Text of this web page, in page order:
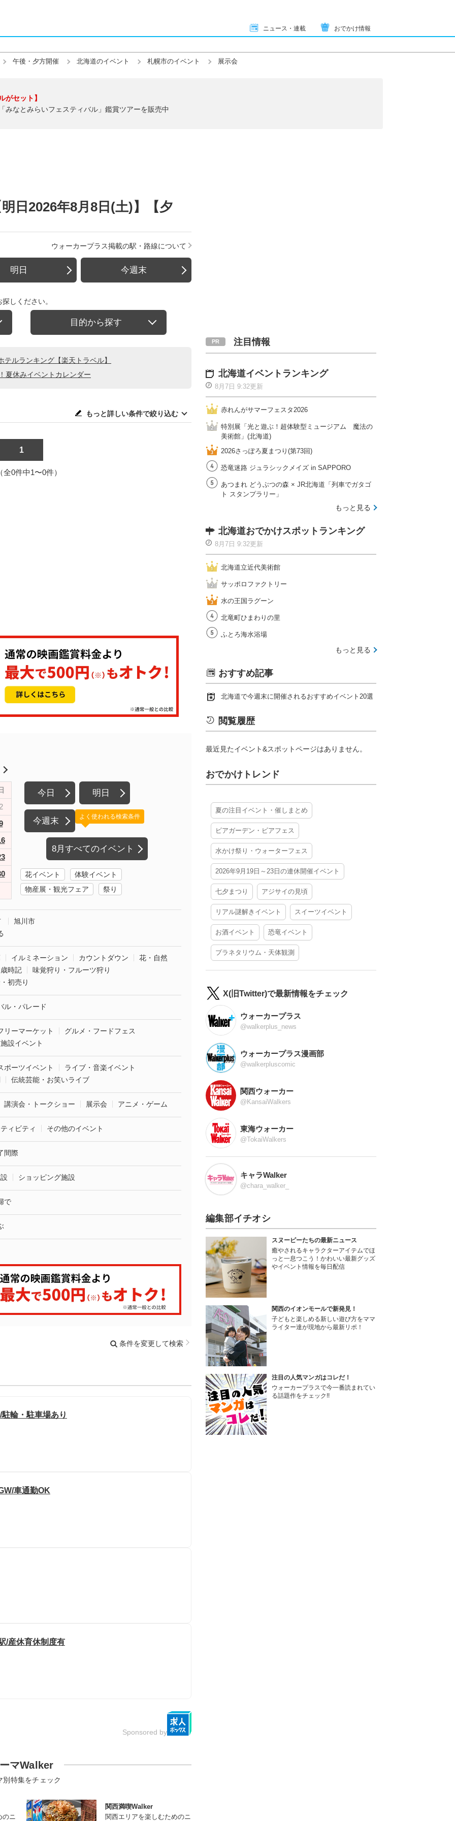
ニュース・連載 おでかけ情報
午後・夕方開催 北海道のイベント 札幌市のイベント 展示会
がセット】
みなとみらいフェスティバル」鑑賞ツアーを販売中
日2026年8月8日(土)】【夕
ウォーカープラス掲載の駅・路線について
明日 今週末
しください。
目的から探す
ルランキング【楽天トラベル】
夏休みイベントカレンダー
もっと詳しい条件で絞り込む
1
全0件中1〜0件）
今日 明日
今週末
8月すべてのイベント
よく使われる検索条件
花イベント
体験イベント
物産展・観光フェア
祭り
旭川市
イルミネーション カウントダウン
花・自然
時記
味覚狩り・フルーツ狩り
初売り
ル・パレード
リーマーケット
グルメ・フードフェス
設イベント
ポーツイベント
ライブ・音楽イベント
伝統芸能・お笑いライブ
講演会・トークショー 展示会 アニメ・ゲーム
ィビティ その他のイベント
間際
ショッピング施設
で
条件を変更して検索
輪・駐車場あり
車通勤OK
/産休育休制度有
Sponsored by
マWalker
別特集をチェック
のニ
関西満喫Walker
関西エリアを楽しむためのニ
注目情報
北海道イベントランキング
8月7日 9:32更新
赤れんがサマーフェスタ2026
特別展「光と遊ぶ！超体験型ミュージアム 魔法の
美術館」(北海道)
2026さっぽろ夏まつり(第73回)
恐竜迷路 ジュラシックメイズ in SAPPORO
あつまれ どうぶつの森 × JR北海道「列車でガタゴ
ト スタンプラリー」
もっと見る
北海道おでかけスポットランキング
8月7日 9:32更新
北海道立近代美術館
サッポロファクトリー
水の王国ラグーン
北竜町ひまわりの里
ふとろ海水浴場
もっと見る
おすすめ記事
北海道で今週末に開催されるおすすめイベント20選
閲覧履歴
最近見たイベント&スポットページはありません。
おでかけトレンド
夏の注目イベント・催しまとめ
ビアガーデン・ビアフェス
水かけ祭り・ウォーターフェス
2026年9月19日～23日の連休開催イベント
七夕まつり アジサイの見頃
リアル謎解きイベント スイーツイベント
お酒イベント 恐竜イベント
プラネタリウム・天体観測
X(旧Twitter)で最新情報をチェック
ウォーカープラス
@walkerplus_news
ウォーカープラス漫画部
@walkerpluscomic
関西ウォーカー
@KansaiWalkers
東海ウォーカー
@TokaiWalkers
キャラWalker
@chara_walker_
編集部イチオシ
スヌーピーたちの最新ニュース
癒やされるキャラクターアイテムでほ
っと一息つこう！かわいい最新グッズ
やイベント情報を毎日配信
関西のイオンモールで新発見！
子どもと楽しめる新しい遊び方をママ
ライター達が現地から最新リポ！
注目の人気マンガはコレだ！
ウォーカープラスで今一番読まれてい
る話題作をチェック!!